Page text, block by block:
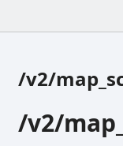
/v2/
/v2/